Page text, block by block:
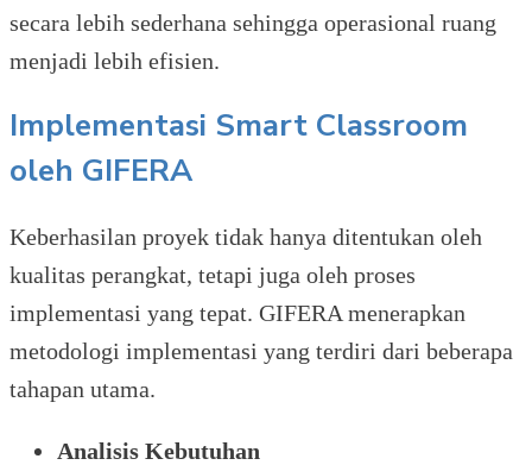
secara lebih sederhana sehingga operasional ruang
menjadi lebih efisien.
Implementasi Smart Classroom
oleh GIFERA
Keberhasilan proyek tidak hanya ditentukan oleh
kualitas perangkat, tetapi juga oleh proses
implementasi yang tepat. GIFERA menerapkan
metodologi implementasi yang terdiri dari beberapa
tahapan utama.
Analisis Kebutuhan